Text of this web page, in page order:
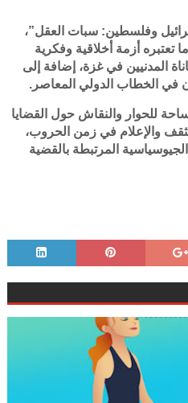
وفلسطين: سبات العقل”،
أزمة أخلاقية وفكرية
المدنيين في غزة، إضافة إلى
في الخطاب الدولي المعاصر.
للحوار والنقاش حول القضايا
والإعلام في زمن الحروب،
المرتبطة بالقضية